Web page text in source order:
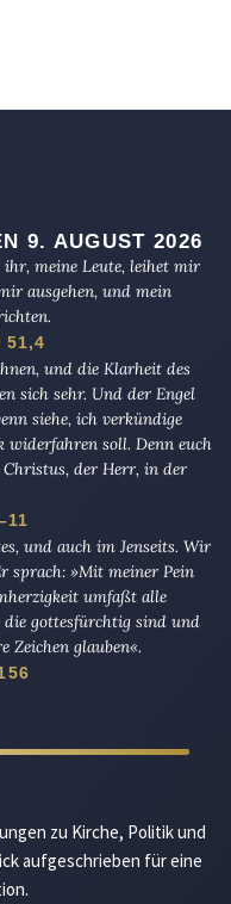
9. AUGUST 2026
meine Leute, leihet mir
ausgehen, und mein
51,4
und die Klarheit des
sich sehr. Und der Engel
siehe, ich verkündige
widerfahren soll. Denn euch
Christus, der Herr, in der
und auch im Jenseits. Wir
sprach: »Mit meiner Pein
umfaßt alle
die gottesfürchtig sind und
Zeichen glauben«.
zu Kirche, Politik und
aufgeschrieben für eine